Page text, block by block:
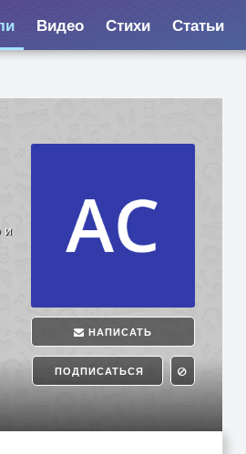
Видео Стихи Статьи
НАПИСАТЬ
ПОДПИСАТЬСЯ
и